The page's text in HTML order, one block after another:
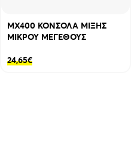
MX400 ΚΟΝΣΟΛΑ ΜΙΞΗΣ
ΜΙΚΡΟΥ ΜΕΓΕΘΟΥΣ
24,65€